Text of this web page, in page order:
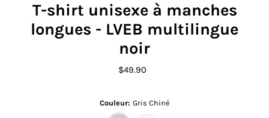
T-shirt unisexe à manches
longues - LVEB multilingue
noir
Prix
$49.90
Couleur: Gris Chiné